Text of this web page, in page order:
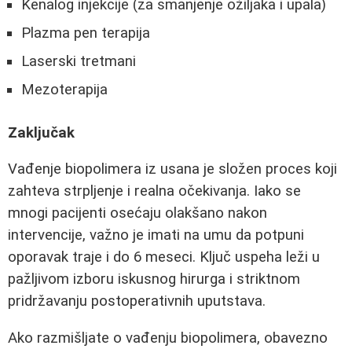
Kenalog injekcije (za smanjenje ožiljaka i upala)
Plazma pen terapija
Laserski tretmani
Mezoterapija
Zaključak
Vađenje biopolimera iz usana je složen proces koji
zahteva strpljenje i realna očekivanja. Iako se
mnogi pacijenti osećaju olakšano nakon
intervencije, važno je imati na umu da potpuni
oporavak traje i do 6 meseci. Ključ uspeha leži u
pažljivom izboru iskusnog hirurga i striktnom
pridržavanju postoperativnih uputstava.
Ako razmišljate o vađenju biopolimera, obavezno